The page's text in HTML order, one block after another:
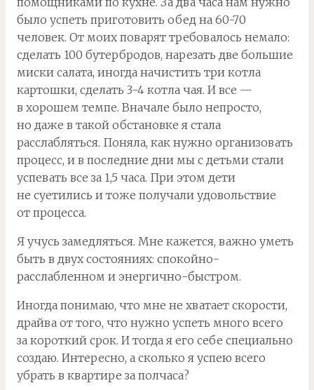
было успеть приготовить обед на 60-70
человек. От моих поварят требовалось немало:
сделать 100 бутербродов, нарезать две большие
миски салата, иногда начистить три котла
картошки, сделать 3-4 котла чая. И все —
в хорошем темпе. Вначале было непросто,
но даже в такой обстановке я стала
расслабляться. Поняла, как нужно организовать
процесс, и в последние дни мы с детьми стали
успевать все за 1,5 часа. При этом дети
не суетились и тоже получали удовольствие
от процесса.
Я учусь замедляться. Мне кажется, важно уметь
быть в двух состояниях: спокойно-
расслабленном и энергично-быстром.
Иногда понимаю, что мне не хватает скорости,
драйва от того, что нужно успеть много всего
за короткий срок. И тогда я его себе специально
создаю. Интересно, а сколько я успею всего
убрать в квартире за полчаса?